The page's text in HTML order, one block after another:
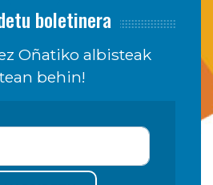
boletinera
Oñatiko albisteak
behin!